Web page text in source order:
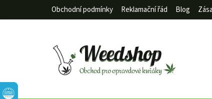
Obchodní podmínky Reklamační řád Blog